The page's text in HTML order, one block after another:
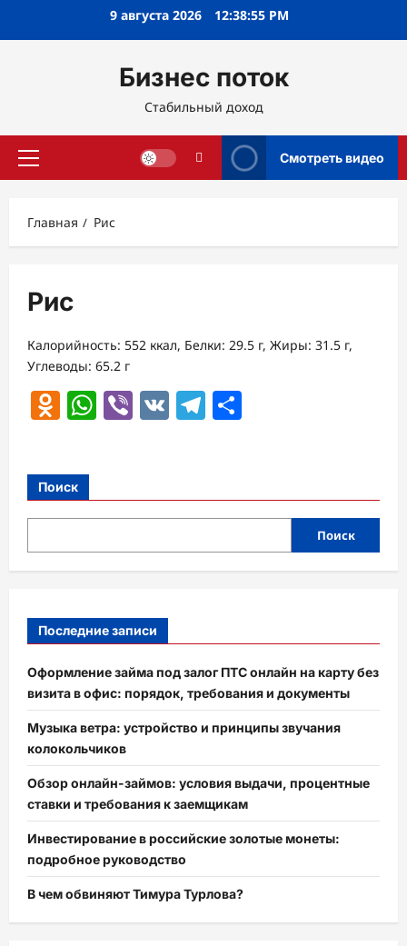
9 августа 2026 12:38:56 PM
Бизнес поток
Стабильный доход
Основное
Смотреть видео
Главная Рис
Рис
Калорийность: 552 ккал, Белки: 29.5 г, Жиры: 31.5 г,
Углеводы: 65.2 г
Odnoklassniki
WhatsApp
Viber
VK Telegram
Поиск
Поиск
Последние записи
Оформление займа под залог ПТС онлайн на карту без
визита в офис: порядок, требования и документы
Музыка ветра: устройство и принципы звучания
колокольчиков
Обзор онлайн-займов: условия выдачи, процентные
ставки и требования к заемщикам
Инвестирование в российские золотые монеты:
подробное руководство
В чем обвиняют Тимура Турлова?